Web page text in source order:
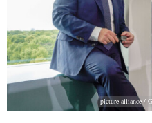
picture alliance /